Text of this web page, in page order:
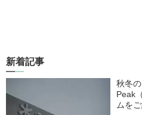
新着記事
秋冬
Peak
ムを